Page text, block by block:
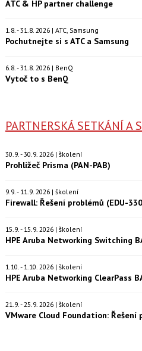
ATC & HP partner challenge
1.8. - 31.8. 2026 | ATC, Samsung
Pochutnejte si s ATC a Samsung
6.8. - 31.8. 2026 | BenQ
Vytoč to s BenQ
PARTNERSKÁ SETKÁNÍ A
30.9. - 30.9. 2026 | školení
Prohlížeč Prisma (PAN-PAB)
9.9. - 11.9. 2026 | školení
Firewall: Řešení problémů (EDU-
15.9. - 15.9. 2026 | školení
HPE Aruba Networking Switching
1.10. - 1.10. 2026 | školení
HPE Aruba Networking ClearPass
21.9. - 25.9. 2026 | školení
VMware Cloud Foundation: Řešení